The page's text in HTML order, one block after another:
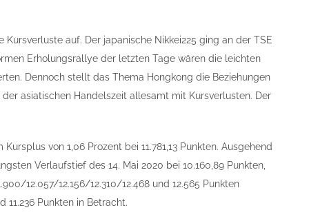
auf. Der japanische Nikkei225 ging an der TSE
Erholungsrallye der letzten Tage wären die leichten
Dennoch stellt das Thema Hongkong die Beziehungen
asiatischen Handelszeit allesamt mit Kursverlusten. Der
von 1,06 Prozent bei 11.781,13 Punkten. Ausgehend
Verlaufstief des 14. Mai 2020 bei 10.160,89 Punkten,
12.057/12.156/12.310/12.468 und 12.565 Punkten
11.236 Punkten in Betracht.